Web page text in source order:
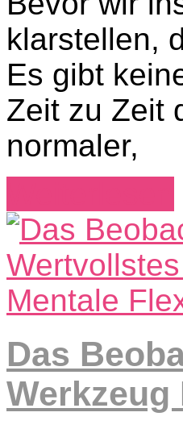
klarstellen,
Es gibt
Zeit zu Zeit
normaler,
Das